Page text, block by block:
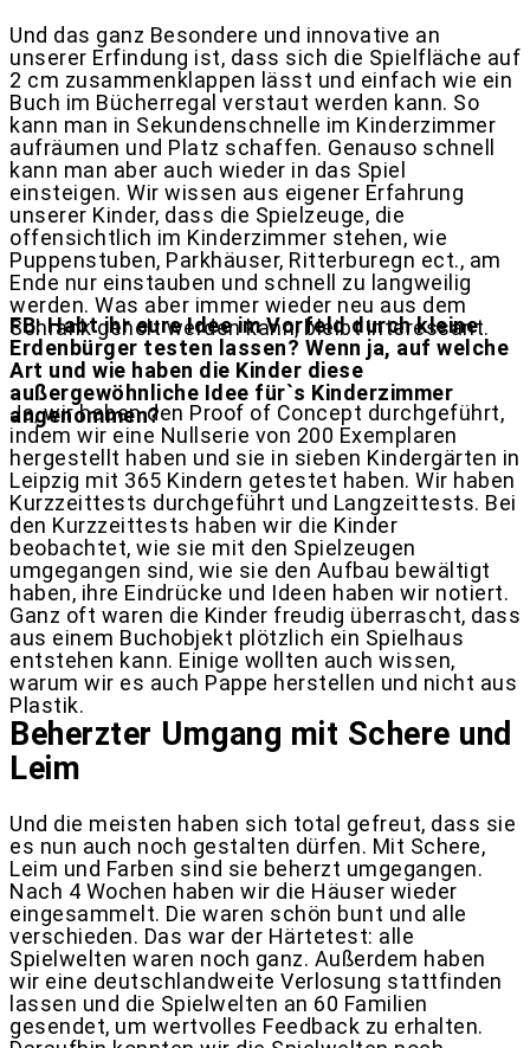
Und das ganz Besondere und innovative an
unserer Erfindung ist, dass sich die Spielfläche auf
2 cm zusammenklappen lässt und einfach wie ein
Buch im Bücherregal verstaut werden kann. So
kann man in Sekundenschnelle im Kinderzimmer
aufräumen und Platz schaffen. Genauso schnell
kann man aber auch wieder in das Spiel
einsteigen. Wir wissen aus eigener Erfahrung
unserer Kinder, dass die Spielzeuge, die
offensichtlich im Kinderzimmer stehen, wie
Puppenstuben, Parkhäuser, Ritterburegn ect., am
Ende nur einstauben und schnell zu langweilig
werden. Was aber immer wieder neu aus dem
Schrank geholt werden kann, bleibt interessant.
FB: Habt ihr eure Idee im Vorfeld durch kleine
Erdenbürger testen lassen? Wenn ja, auf welche
Art und wie haben die Kinder diese
außergewöhnliche Idee für`s Kinderzimmer
angenommen?
Ja, wir haben den Proof of Concept durchgeführt,
indem wir eine Nullserie von 200 Exemplaren
hergestellt haben und sie in sieben Kindergärten in
Leipzig mit 365 Kindern getestet haben. Wir haben
Kurzzeittests durchgeführt und Langzeittests. Bei
den Kurzzeittests haben wir die Kinder
beobachtet, wie sie mit den Spielzeugen
umgegangen sind, wie sie den Aufbau bewältigt
haben, ihre Eindrücke und Ideen haben wir notiert.
Ganz oft waren die Kinder freudig überrascht, dass
aus einem Buchobjekt plötzlich ein Spielhaus
entstehen kann. Einige wollten auch wissen,
warum wir es auch Pappe herstellen und nicht aus
Plastik.
Beherzter Umgang mit Schere und
Leim
Und die meisten haben sich total gefreut, dass sie
es nun auch noch gestalten dürfen. Mit Schere,
Leim und Farben sind sie beherzt umgegangen.
Nach 4 Wochen haben wir die Häuser wieder
eingesammelt. Die waren schön bunt und alle
verschieden. Das war der Härtetest: alle
Spielwelten waren noch ganz. Außerdem haben
wir eine deutschlandweite Verlosung stattfinden
lassen und die Spielwelten an 60 Familien
gesendet, um wertvolles Feedback zu erhalten.